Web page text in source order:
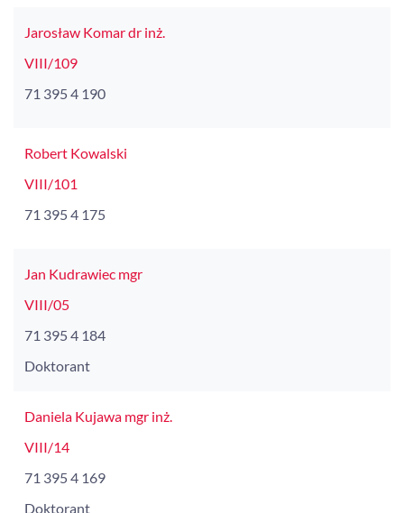
Jarosław Komar dr inż.
VIII/109
71 395 4 190
Robert Kowalski
VIII/101
71 395 4 175
Jan Kudrawiec mgr
VIII/05
71 395 4 184
Doktorant
Daniela Kujawa mgr inż.
VIII/14
71 395 4 169
Doktorant